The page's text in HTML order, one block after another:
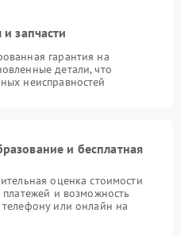
запчасти
гарантия на
детали, что
неисправностей
и бесплатная
оценка стоимости
платежей и возможность
или онлайн на